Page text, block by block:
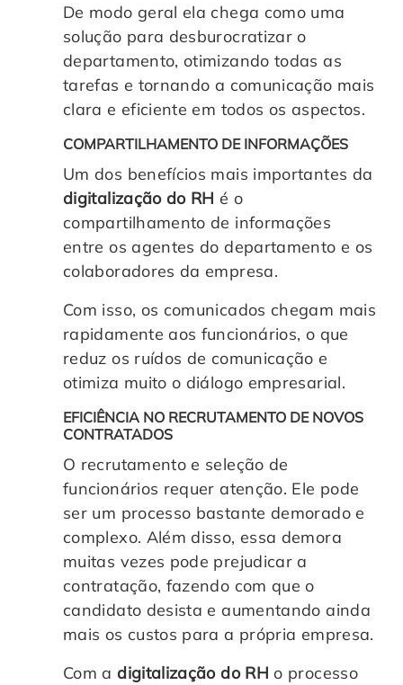
De modo geral ela chega como uma
solução para desburocratizar o
departamento, otimizando todas as
tarefas e tornando a comunicação mais
clara e eficiente em todos os aspectos.
COMPARTILHAMENTO DE INFORMAÇÕES
Um dos benefícios mais importantes da
digitalização do RH é o
compartilhamento de informações
entre os agentes do departamento e os
colaboradores da empresa.
Com isso, os comunicados chegam mais
rapidamente aos funcionários, o que
reduz os ruídos de comunicação e
otimiza muito o diálogo empresarial.
EFICIÊNCIA NO RECRUTAMENTO DE NOVOS
CONTRATADOS
O recrutamento e seleção de
funcionários requer atenção. Ele pode
ser um processo bastante demorado e
complexo. Além disso, essa demora
muitas vezes pode prejudicar a
contratação, fazendo com que o
candidato desista e aumentando ainda
mais os custos para a própria empresa.
Com a digitalização do RH o processo